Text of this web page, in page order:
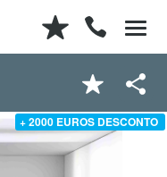
+ 2000 EUROS DESCONTO